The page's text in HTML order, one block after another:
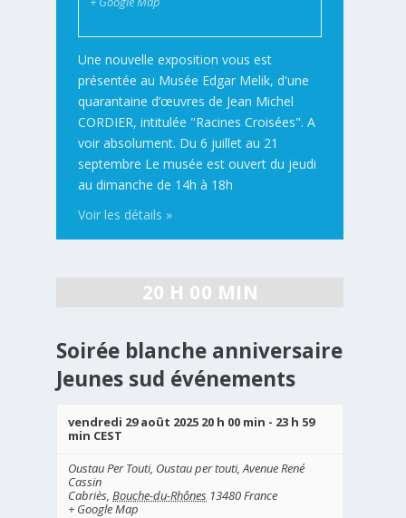
Une nouvelle exposition vous est
présentée au Musée Edgar Melik, d'une
quarantaine d’œuvres de Jean Michel
CORDIER, intitulée "Racines Croisées". A
voir absolument. Du 6 juillet au 21
septembre Le musée est ouvert du jeudi
au dimanche de 14h à 18h
Voir les détails »
20 H 00 MIN
Soirée blanche anniversaire
Jeunes sud événements
vendredi 29 août 2025 20 h 00 min - 23 h 59
min CEST
Oustau Per Touti, Oustau per touti, Avenue René
Cassin
Cabriès, Bouche-du-Rhônes 13480France
+ Google Map